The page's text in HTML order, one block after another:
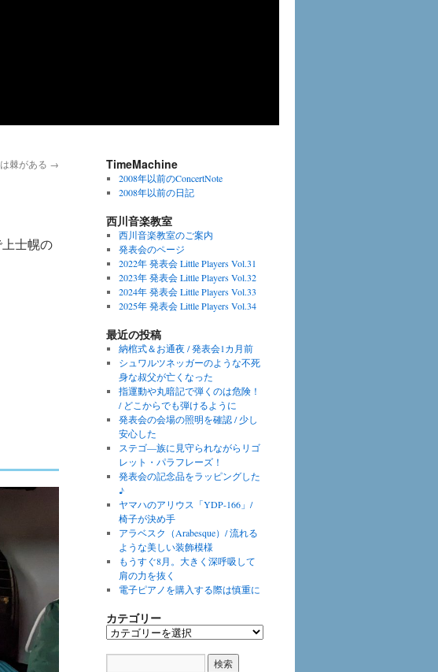
棘がある →
士幌の
TimeMachine
2008年以前のConcertNote
2008年以前の日記
西川音楽教室
西川音楽教室のご案内
発表会のページ
2022年 発表会 Little Players Vol.31
2023年 発表会 Little Players Vol.32
2024年 発表会 Little Players Vol.33
2025年 発表会 Little Players Vol.34
最近の投稿
納棺式＆お通夜 / 発表会1カ月前
シュワルツネッガーのような不死
身な叔父が亡くなった
指運動や丸暗記で弾くのは危険！
/ どこからでも弾けるように
発表会の会場の照明を確認 / 少し
安心した
ステゴ―族に見守られながらリゴ
レット・パラフレーズ！
発表会の記念品をラッピングした
♪
ヤマハのアリウス「YDP-166」/
椅子が決め手
アラベスク（Arabesque）/ 流れる
ような美しい装飾模様
もうすぐ8月。大きく深呼吸して
肩の力を抜く
電子ピアノを購入する際は慎重に
カテゴリー
カ